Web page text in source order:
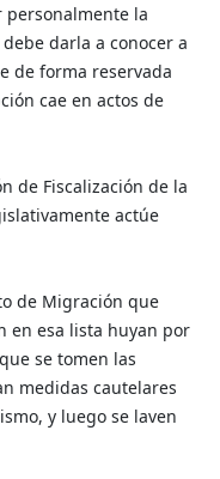
personalmente la
darla a conocer a
de forma reservada
cae en actos de
de Fiscalización de la
actúe
de Migración que
en esa lista huyan por
se tomen las
medidas cautelares
y luego se laven